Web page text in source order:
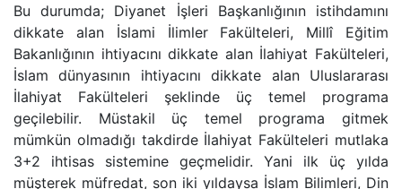
Bu durumda; Diyanet İşleri Başkanlığının istihdamını
dikkate alan İslami İlimler Fakülteleri, Millî Eğitim
Bakanlığının ihtiyacını dikkate alan İlahiyat Fakülteleri,
İslam dünyasının ihtiyacını dikkate alan Uluslararası
İlahiyat Fakülteleri şeklinde üç temel programa
geçilebilir. Müstakil üç temel programa gitmek
mümkün olmadığı takdirde İlahiyat Fakülteleri mutlaka
3+2 ihtisas sistemine geçmelidir. Yani ilk üç yılda
müşterek müfredat, son iki yıldaysa İslam Bilimleri, Din